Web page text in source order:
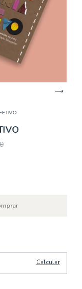
Calcular